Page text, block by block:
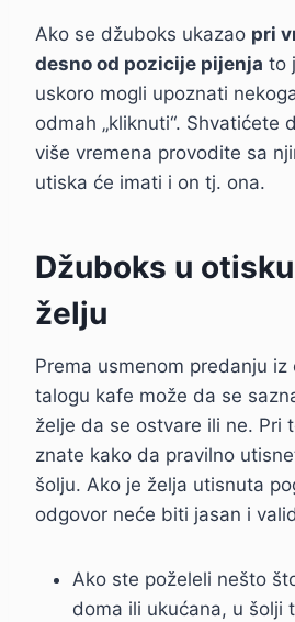
Ako se džuboks ukazao pri
desno od pozicije pijenja to
uskoro mogli upoznati
odmah „kliknuti“. Shvatićete
više vremena provodite sa
utiska će imati i on tj. ona.
Džuboks u
želju
Prema usmenom predanju iz
talogu kafe može da se
želje da se ostvare ili ne. Pri
znate kako da pravilno
šolju. Ako je želja utisnuta
odgovor neće biti jasan i
Ako ste poželeli nešto
doma ili ukućana, u šolji